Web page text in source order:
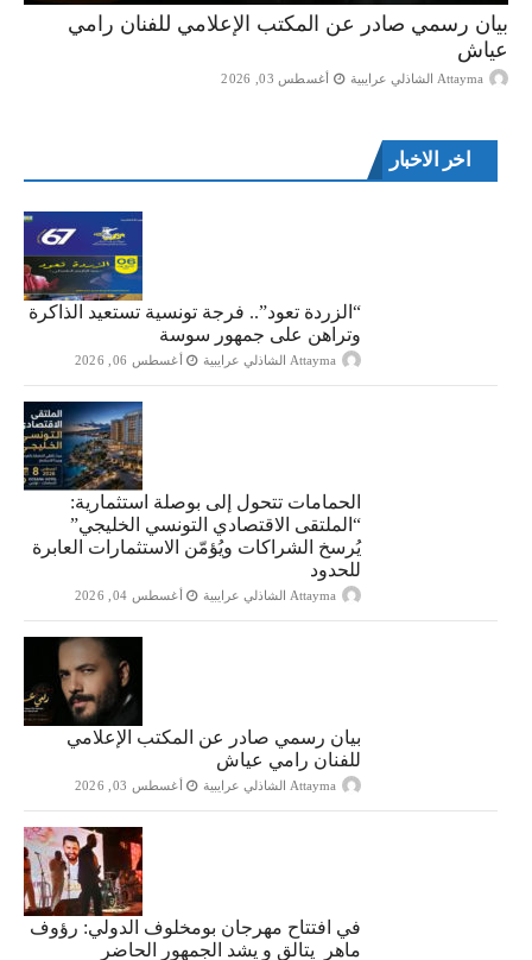
بيان رسمي صادر عن المكتب الإعلامي للفنان رامي
عياش
Attayma الشاذلي عرايبية أغسطس 03, 2026
اخر الاخبار
“الزردة تعود”.. فرجة تونسية تستعيد الذاكرة
وتراهن على جمهور سوسة
Attayma الشاذلي عرايبية أغسطس 06, 2026
الحمامات تتحول إلى بوصلة استثمارية:
“الملتقى الاقتصادي التونسي الخليجي”
يُرسخ الشراكات ويُؤمّن الاستثمارات العابرة
للحدود
Attayma الشاذلي عرايبية أغسطس 04, 2026
بيان رسمي صادر عن المكتب الإعلامي
للفنان رامي عياش
Attayma الشاذلي عرايبية أغسطس 03, 2026
في افتتاح مهرجان بومخلوف الدولي: رؤوف
ماهر يتالق و يشد الجمهور الحاضر